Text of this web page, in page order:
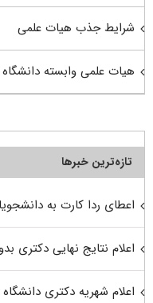
شرایط جذب هیات علمی
هیات علمی وابسته دانشگاه
تازه‌ترین خبرها
اعطای ردا کارت به دانشجویان
اعلام نتایج نهایی دکتری
اعلام شهریه دکتری دانشگاه آزاد